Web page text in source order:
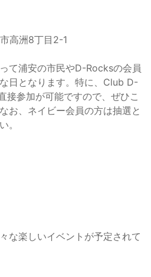
高洲8丁目2-1
て浦安の市民やD-Rocksの会員
日となります。特に、Club D-
接参加が可能ですので、ぜひこ
お、ネイビー会員の方は抽選と
。
な楽しいイベントが予定されて